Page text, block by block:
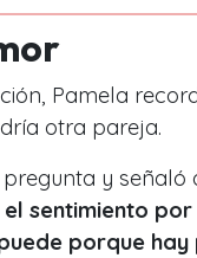
Pamela
otra pareja.
y señaló
el sentimiento
porque